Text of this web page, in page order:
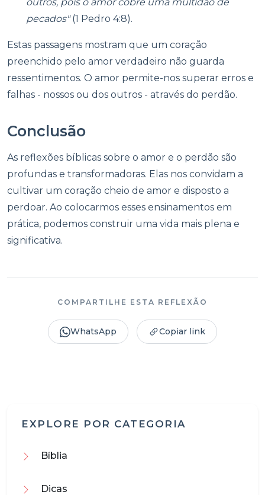
pecados"(1 Pedro 4:8).
Estas passagens mostram que um coração
preenchido pelo amor verdadeiro não guarda
ressentimentos. O amor permite-nos superar erros e
falhas - nossos ou dos outros - através do perdão.
Conclusão
As reflexões bíblicas sobre o amor e o perdão são
profundas e transformadoras. Elas nos convidam a
cultivar um coração cheio de amor e disposto a
perdoar. Ao colocarmos esses ensinamentos em
prática, podemos construir uma vida mais plena e
significativa.
COMPARTILHE ESTA REFLEXÃO
WhatsApp Copiar link
EXPLORE POR CATEGORIA
Bíblia
Dicas